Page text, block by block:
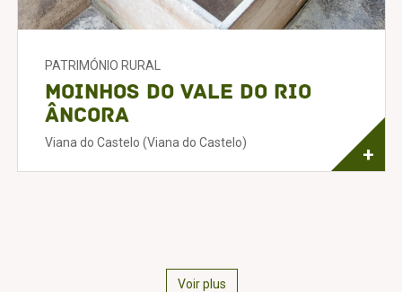
PATRIMÓNIO RURAL
Moinhos do Vale do Rio
Âncora
Viana do Castelo (Viana do Castelo)
+
Voir plus